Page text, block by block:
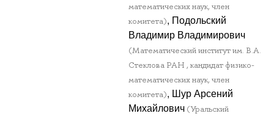
математических наук, член
комитета), Подольский
Владимир Владимирович
(Математический институт им. В.А.
Стеклова РАН , кандидат физико-
математических наук, член
комитета), Шур Арсений
Михайлович (Уральский